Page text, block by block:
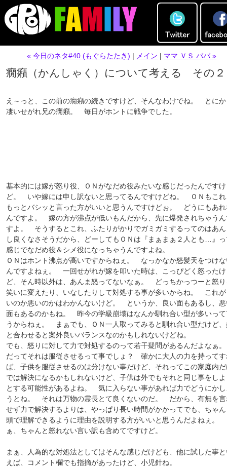
« 今日のネタ#40 (もぐらたたき) | メイン | ママ ＶＳ パパ »
癇癪（かんしゃく）について考える その２
え～っと、この前の癇癪の続きですけど、そんなわけでね。 とに
凄いせがれ兄の癇癪。 毎日がホントに戦争でした。
基本的には嫁が怒り役、ＯＮがなだめ役みたいな感じだったんですけ
ど。 いや嫁には申し訳ないと思ってるんですけどね。 ＯＮもこれ
もっとバシッと言った方がいいと思うんですけどぉ。 どうにもあ
んですよ。 嫁の方が沸点が低いもんだから、先に爆発されちゃう
すよ。 そうするとこれ、ふたりがかりでガミガミするってのはあ
し良くなさそうだから、どーしてもＯＮは『まぁまぁ２人とも…』
感じでなだめ役＆シメ役になっちゃうんですよね。
ＯＮはホント沸点が高いですからねぇ。 なっかなか怒髪天をつけ
んですよねぇ。 一回せがれが嫁を叩いた時は、こっぴどく怒ったけ
ど、そん時以外は、あんま怒ってないなぁ。 どっちかっつーと怒
笑いに変えたり、いなしたりして対処する事が多いからね。 これ
いのか悪いのかはわかんないけど。 というか、良い面もあるし、
面もあるのかもね。 昨今の学級崩壊はなんか馴れ合い型が多いっ
うからねぇ。 まぁでも、ＯＮ一人取ってみると馴れ合い型だけど
と合わせると案外良いバランスなのかもしれないけどね。
でも、怒りに対して力で対処するのって若干疑問があるんだよな
だってそれは服従させるって事でしょ？ 確かに大人の力を持って
ば、子供を服従させるのは分けない事だけど、それってこの家庭内
では解決になるかもしれないけど、子供は外でもそれと同じ事をし
とする可能性があるよね。 気に入らない事があれば力でどうにか
うとね。 それは万物の霊長とて良くないのだ。 だから、有無を言
せず力で解決するよりは、やっぱり長い時間がかかってでも、ちゃ
頭で理解できるように理由を説明する方がいいと思うんだよねぇ。
ぁ、ちゃんと怒れない言い訳も含めてですけど。
まぁ、人為的な対処法としてはそんな感じだけども、他に試した事
えば、コメント欄でも指摘があったけど、小児針ね。